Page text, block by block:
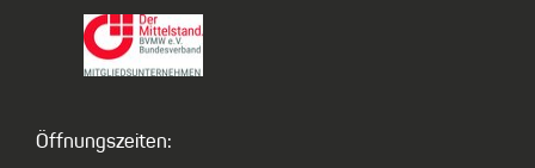
Öffnungszeiten: